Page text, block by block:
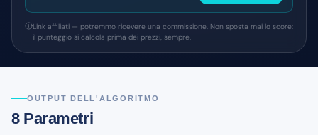
Link affiliati — potremmo ricevere una commissione. Non sposta mai lo score:
il punteggio si calcola prima dei prezzi, sempre.
OUTPUT DELL'ALGORITMO
8 Parametri